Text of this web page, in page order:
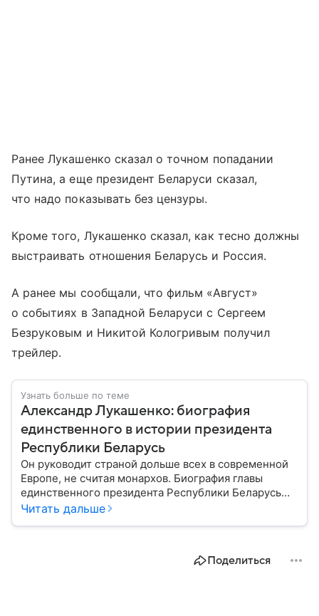
Ранее Лукашенко сказал о точном попадании
Путина, а еще президент Беларуси сказал,
что надо показывать без цензуры.
Кроме того, Лукашенко сказал, как тесно должны
выстраивать отношения Беларусь и Россия.
А ранее мы сообщали, что фильм «Август»
о событиях в Западной Беларуси с Сергеем
Безруковым и Никитой Кологривым получил
трейлер.
Узнать больше по теме
Александр Лукашенко: биография
единственного в истории президента
Республики Беларусь
Он руководит страной дольше всех в современной
Европе, не считая монархов. Биография главы
единственного президента Республики Беларусь
Александра Лукашенко — в материале.
Читать дальше
Поделиться